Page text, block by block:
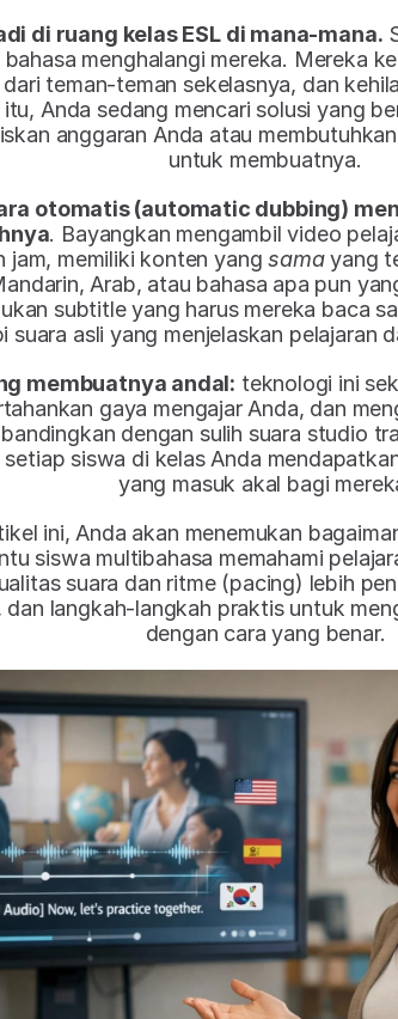
di ruang kelas ESL di mana-mana.
menghalangi mereka. Mereka
teman-teman sekelasnya, dan
Anda sedang mencari solusi yang
anggaran Anda atau
untuk membuatnya.​
otomatis (automatic dubbing)
. Bayangkan mengambil video
jam, memiliki konten yang sama yang
Arab, atau bahasa apa pun
subtitle yang harus mereka baca
asli yang menjelaskan pelajaran
membuatnya andal: teknologi ini
gaya mengajar Anda, dan
dengan sulih suara studio
setiap siswa di kelas Anda
yang masuk akal bagi
ini, Anda akan menemukan
siswa multibahasa memahami
suara dan ritme (pacing) lebih
dan langkah-langkah praktis untuk
dengan cara yang benar.